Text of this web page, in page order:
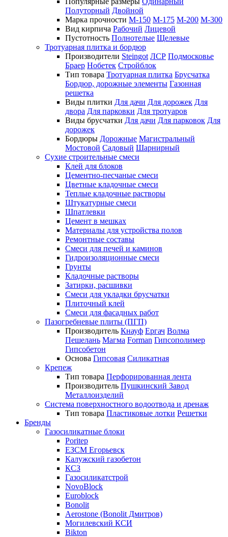
Полуторный Двойной
Марка прочности М-150 М-175 М-200 М-300
Вид кирпича Рабочий Лицевой
Пустотность Полнотелые Щелевые
Тротуарная плитка и бордюр
Производители Steingot ЛСР Подмосковье
Браер Нобетек Стройблок
Тип товара Тротуарная плитка Брусчатка
Бордюр, дорожные элементы Газонная
решетка
Виды плитки Для дачи Для дорожек Для
двора Для парковки Для тротуаров
Виды брусчатки Для дачи Для парковок Для
дорожек
Бордюры Дорожные Магистральный
Мостовой Садовый Шарнирный
Сухие строительные смеси
Клей для блоков
Цементно-песчаные смеси
Цветные кладочные смеси
Теплые кладочные растворы
Штукатурные смеси
Шпатлевки
Цемент в мешках
Материалы для устройства полов
Ремонтные составы
Смеси для печей и каминов
Гидроизоляционные смеси
Грунты
Кладочные растворы
Затирки, расшивки
Смеси для укладки брусчатки
Плиточный клей
Смеси для фасадных работ
Пазогребневые плиты (ПГП)
Производитель Кнауф Ергач Волма
Пешелань Магма Forman Гипсополимер
Гипсобетон
Основа Гипсовая Силикатная
Крепеж
Тип товара Перфорированная лента
Производитель Пушкинский Завод
Металлоизделий
Система поверхностного водоотвода и дренаж
Тип товара Пластиковые лотки Решетки
Бренды
Газосиликатные блоки
Poritep
ЕЗСМ Егорьевск
Калужский газобетон
КСЗ
Газосиликатстрой
NovoBlock
Euroblock
Bonolit
Aerostone (Bonolit Дмитров)
Могилевский КСИ
Bikton